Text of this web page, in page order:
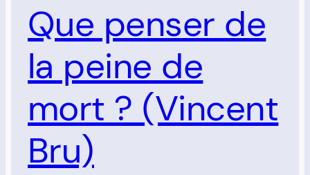
Que penser de
la peine de
mort ? (Vincent
Bru)